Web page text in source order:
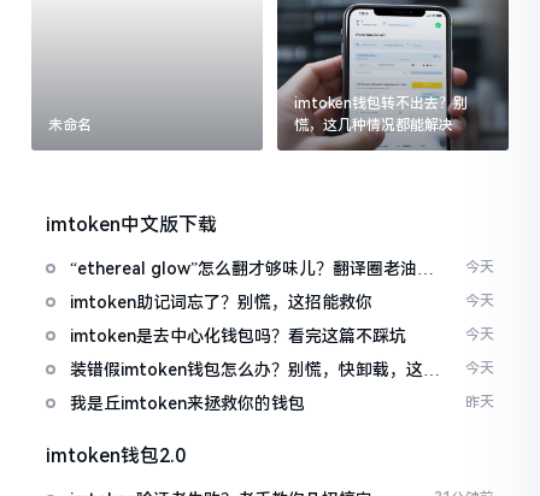
未命名
imtoken钱包转不出去？别
慌，这几种情况都能解决
imtoken中文版下载
“ethereal glow”怎么翻才够味儿？翻译圈老油条
的私房话
今天
imtoken助记词忘了？别慌，这招能救你 今天
imtoken是去中心化钱包吗？看完这篇不踩坑 今天
装错假imtoken钱包怎么办？别慌，快卸载，这几
招能救急
今天
我是丘imtoken来拯救你的钱包 昨天
imtoken钱包2.0